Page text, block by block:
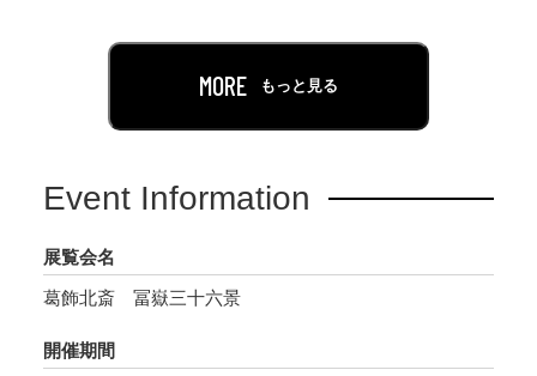
の代名詞とも言える作品でもあり、現在もなお
世界中の人々を魅了し続けています。
今回の展覧会では、シリーズ全46図に加え、珍
『北斎漫画』や、北斎の若年期の版画作品、歌
展示します。
形」との関係にも注目。構図に影響を与えたと
MORE もっと見る
Event Information
展覧会名
葛飾北斎 冨嶽三十六景
開催期間